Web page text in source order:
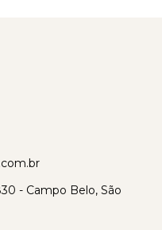
- Campo Belo, São